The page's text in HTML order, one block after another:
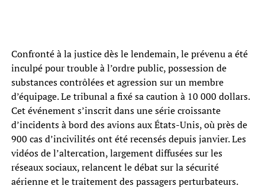
Confronté à la justice dès le lendemain, le prévenu a été
inculpé pour trouble à l’ordre public, possession de
substances contrôlées et agression sur un membre
d’équipage. Le tribunal a fixé sa caution à 10 000 dollars.
Cet événement s’inscrit dans une série croissante
d’incidents à bord des avions aux États-Unis, où près de
900 cas d’incivilités ont été recensés depuis janvier. Les
vidéos de l’altercation, largement diffusées sur les
réseaux sociaux, relancent le débat sur la sécurité
aérienne et le traitement des passagers perturbateurs.